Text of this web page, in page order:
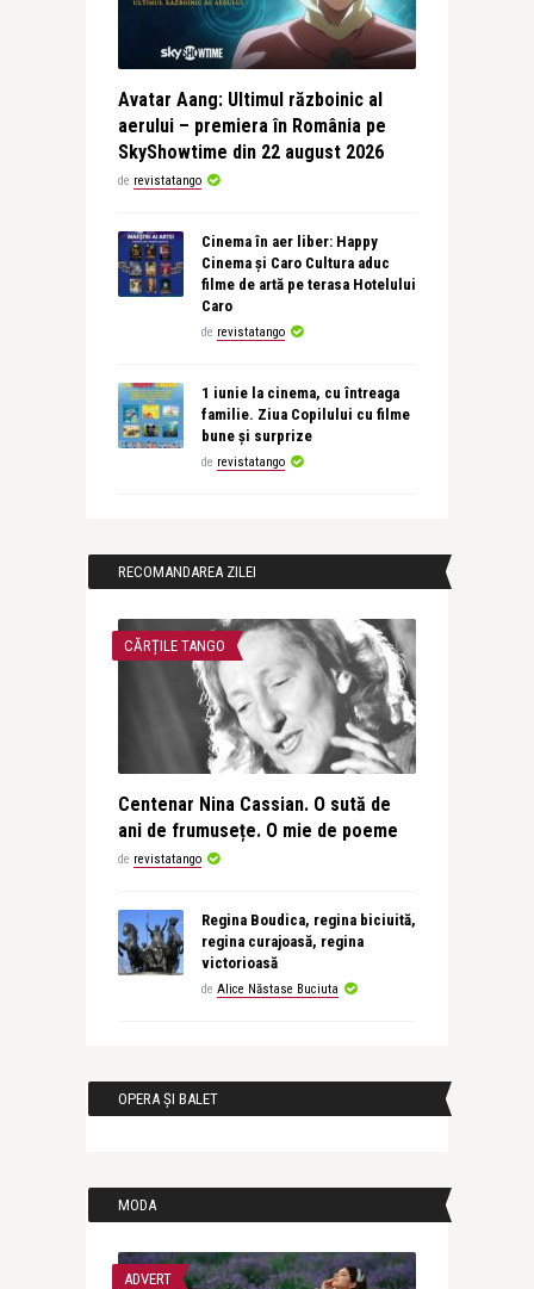
Avatar Aang: Ultimul războinic al
aerului – premiera în România pe
SkyShowtime din 22 august 2026
de revistatango
Cinema în aer liber: Happy
Cinema și Caro Cultura aduc
filme de artă pe terasa Hotelului
Caro
de revistatango
1 iunie la cinema, cu întreaga
familie. Ziua Copilului cu filme
bune și surprize
de revistatango
RECOMANDAREA ZILEI
CĂRȚILE TANGO
Centenar Nina Cassian. O sută de
ani de frumusețe. O mie de poeme
de revistatango
Regina Boudica, regina biciuită,
regina curajoasă, regina
victorioasă
de Alice Năstase Buciuta
OPERA ȘI BALET
MODA
ADVERT